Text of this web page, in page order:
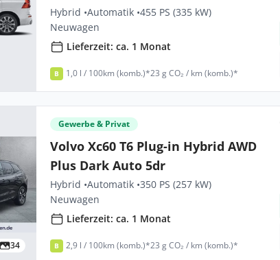
Hybrid •Automatik •455 PS (335 kW)
Neuwagen
Lieferzeit: ca. 1 Monat
B 1,0 l / 100km (komb.)*23 g CO₂ / km (komb.)*
34
Gewerbe & Privat
Volvo Xc60 T6 Plug-in Hybrid AWD
Plus Dark Auto 5dr
Hybrid •Automatik •350 PS (257 kW)
Neuwagen
Lieferzeit: ca. 1 Monat
B 2,9 l / 100km (komb.)*23 g CO₂ / km (komb.)*